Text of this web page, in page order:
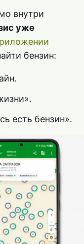
внутри
уже
бензин:
есть бензин».